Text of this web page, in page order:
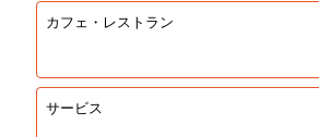
カフェ・レストラン
サービス